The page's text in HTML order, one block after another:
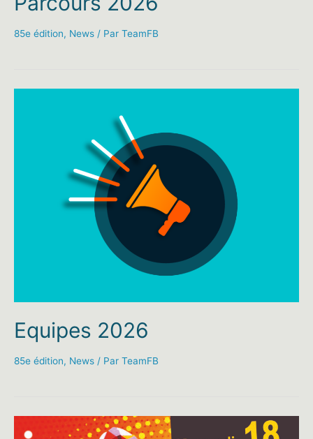
85e édition, News / Par TeamFB
Equipes 2026
85e édition, News / Par TeamFB